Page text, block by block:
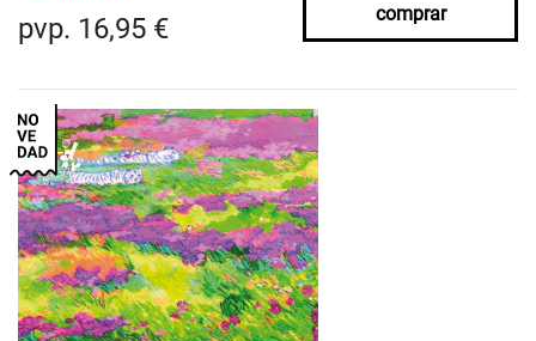
pvp. 16,95 € comprar